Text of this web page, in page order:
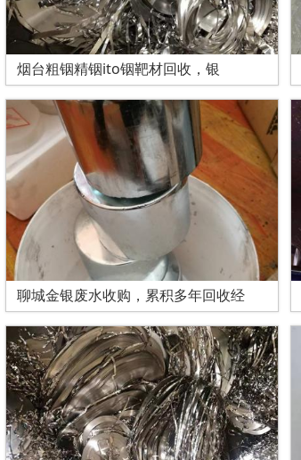
烟台粗铟精铟ito铟靶材回收，银
聊城金银废水收购，累积多年回收经